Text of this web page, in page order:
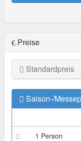
Preise
Standardpreis
Saison-/
1 Person